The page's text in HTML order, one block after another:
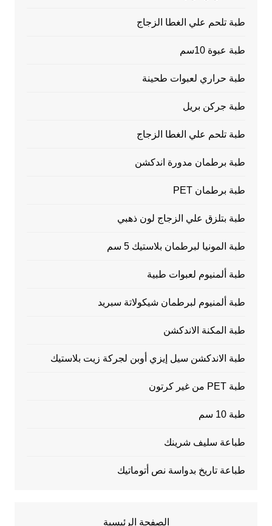
طبة تلحم علي الغطا الزجاج
طبة عبوة 10سم
طبة حراري لعبوات طحينة
طبة جركن بريل
طبة تلحم علي الغطا الزجاج
طبة برطمان مدورة اندكشن
طبة برطمان PET
طبة بتلزق علي الزجاج لون ذهبي
طبة المونيا لبرطمان بلاستيك 5 سم
طبة ألمنيوم لعبوات طبية
طبة ألمنيوم لبرطمان شيكولاتة سبريد
طبة المكنة الاندكشن
طبة الاندكشن سيل إيزي أوبن لجركة زيت بلاستيك
طبة PET من غير كرتون
طبة 10 سم
طباعة سليف شرينك
طباعة تاريخ بدواسة نص أتوماتيك
الصفحة الرئيسية